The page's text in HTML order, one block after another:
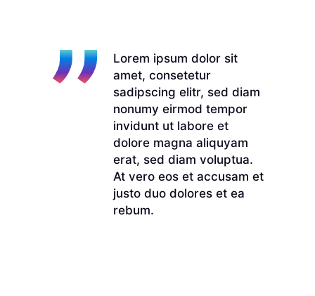
Lorem ipsum dolor sit
amet, consetetur
sadipscing elitr, sed diam
nonumy eirmod tempor
invidunt ut labore et
dolore magna aliquyam
erat, sed diam voluptua.
At vero eos et accusam et
justo duo dolores et ea
rebum.